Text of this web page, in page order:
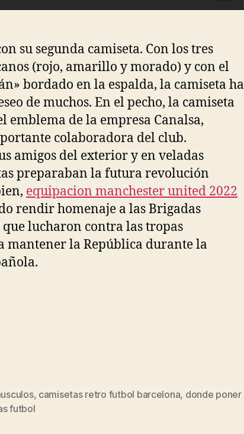
su segunda camiseta. Con los tres
(rojo, amarillo y morado) y con el
bordado en la espalda, la camiseta ha
de muchos. En el pecho, la camiseta
de la empresa Canalsa,
colaboradora del club.
amigos del exterior y en veladas
preparaban la futura revolución
equipacion manchester united 2022
rendir homenaje a las Brigadas
lucharon contra las tropas
mantener la República durante la
, camisetas retro futbol barcelona, donde poner
futbol